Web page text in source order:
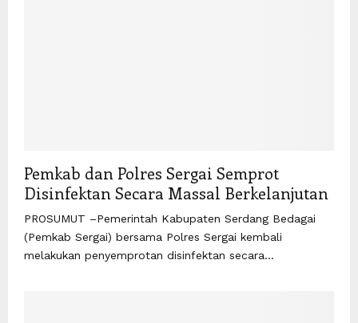
Pemkab dan Polres Sergai Semprot
Disinfektan Secara Massal Berkelanjutan
PROSUMUT –Pemerintah Kabupaten Serdang Bedagai
(Pemkab Sergai) bersama Polres Sergai kembali
melakukan penyemprotan disinfektan secara...